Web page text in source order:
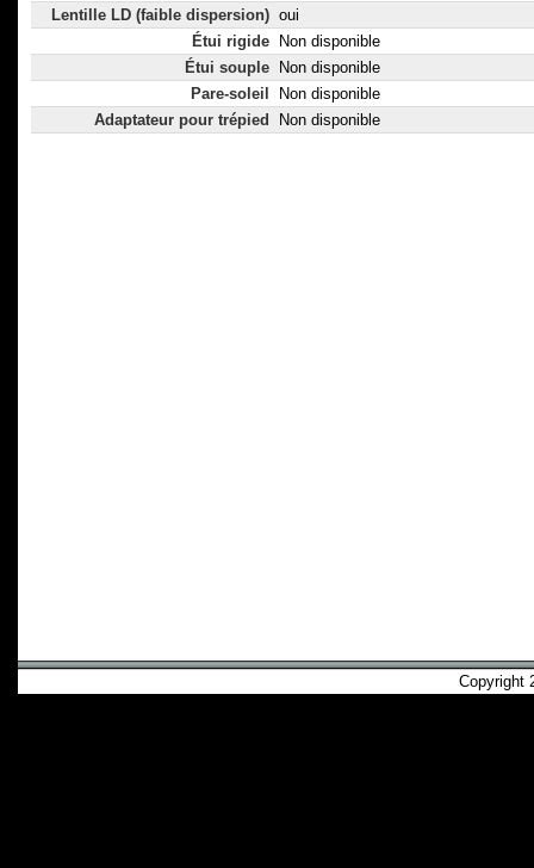
Lentille LD (faible dispersion) oui
Étui rigide
Non disponible
Étui souple
Non disponible
Pare-soleil
Non disponible
Adaptateur pour trépied
Non disponible
Copyright